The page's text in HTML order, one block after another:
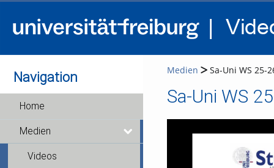
Navigation
Home
Medien
Videos
Medien Sa-Uni WS 25-
Sa-Uni WS